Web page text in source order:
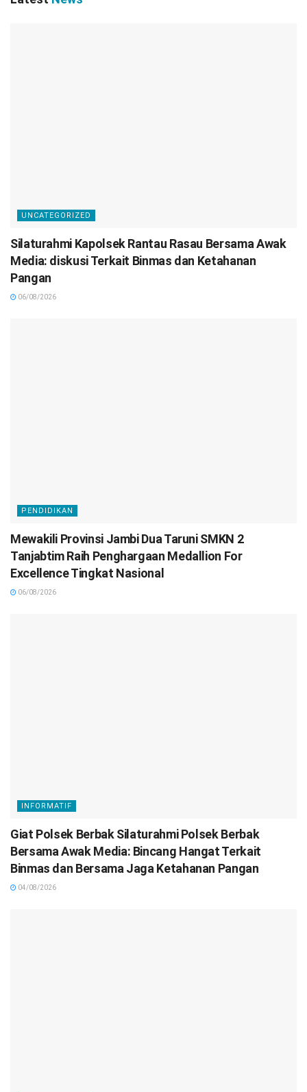
UNCATEGORIZED
Silaturahmi Kapolsek Rantau Rasau Bersama Awak
Media: diskusi Terkait Binmas dan Ketahanan
Pangan
06/08/2026
PENDIDIKAN
Mewakili Provinsi Jambi Dua Taruni SMKN 2
Tanjabtim Raih Penghargaan Medallion For
Excellence Tingkat Nasional
06/08/2026
INFORMATIF
Giat Polsek Berbak Silaturahmi Polsek Berbak
Bersama Awak Media: Bincang Hangat Terkait
Binmas dan Bersama Jaga Ketahanan Pangan
04/08/2026